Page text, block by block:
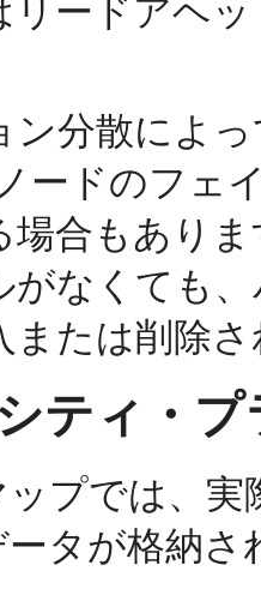
リードアヘ
ン分散によ
ードのフェ
場合もあり
がなくても
または削除
ティ・
プでは、実
タが格納さ